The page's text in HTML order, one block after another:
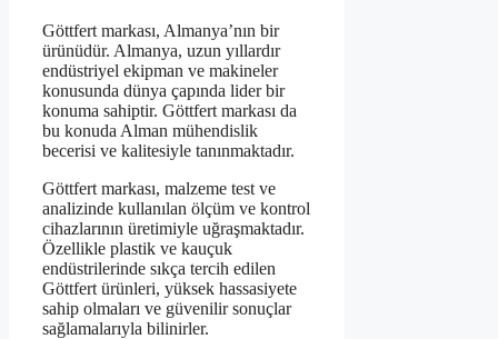
Göttfert markası, Almanya’nın bir
ürünüdür. Almanya, uzun yıllardır
endüstriyel ekipman ve makineler
konusunda dünya çapında lider bir
konuma sahiptir. Göttfert markası da
bu konuda Alman mühendislik
becerisi ve kalitesiyle tanınmaktadır.
Göttfert markası, malzeme test ve
analizinde kullanılan ölçüm ve kontrol
cihazlarının üretimiyle uğraşmaktadır.
Özellikle plastik ve kauçuk
endüstrilerinde sıkça tercih edilen
Göttfert ürünleri, yüksek hassasiyete
sahip olmaları ve güvenilir sonuçlar
sağlamalarıyla bilinirler.